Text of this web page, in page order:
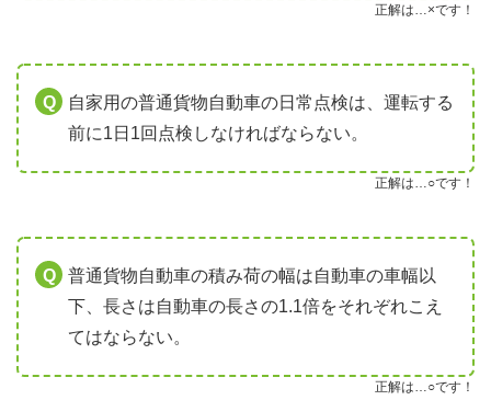
正解は…×です！
自家用の普通貨物自動車の日常点検は、運転する
前に1日1回点検しなければならない。
正解は…○です！
普通貨物自動車の積み荷の幅は自動車の車幅以
下、長さは自動車の長さの1.1倍をそれぞれこえ
てはならない。
正解は…○です！